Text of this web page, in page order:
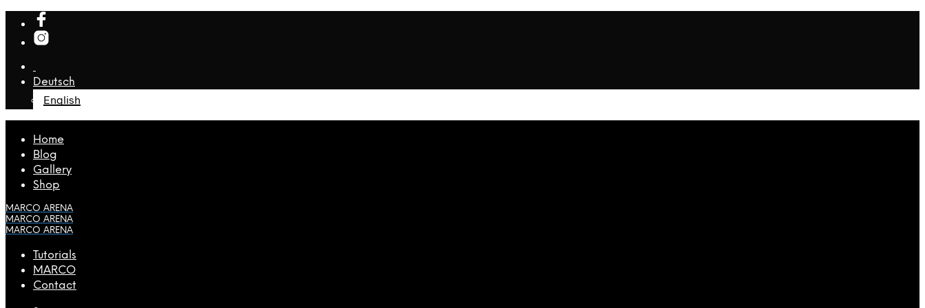
Deutsch
English
Home
Blog
Gallery
Shop
MARCO ARENA
MARCO ARENA
MARCO ARENA
Tutorials
MARCO
Contact